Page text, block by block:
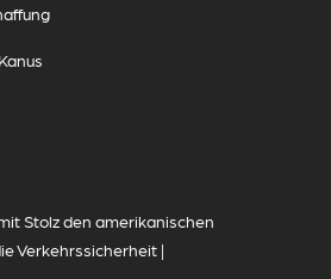
Stolz den amerikanischen
Verkehrssicherheit |